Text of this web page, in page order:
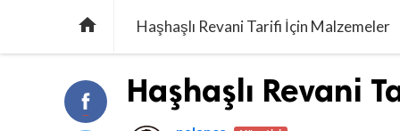
 Haşhaşlı Revani Tarifi İçin Malzemeler
Haşhaşlı Revani